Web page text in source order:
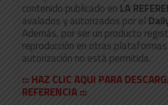
contenido publicado en LA
avalados y autorizados por el
Además, por ser un producto
reproducción en otras
autorización no está permitida.
::: HAZ CLIC AQUI PARA
REFERENCIA :::